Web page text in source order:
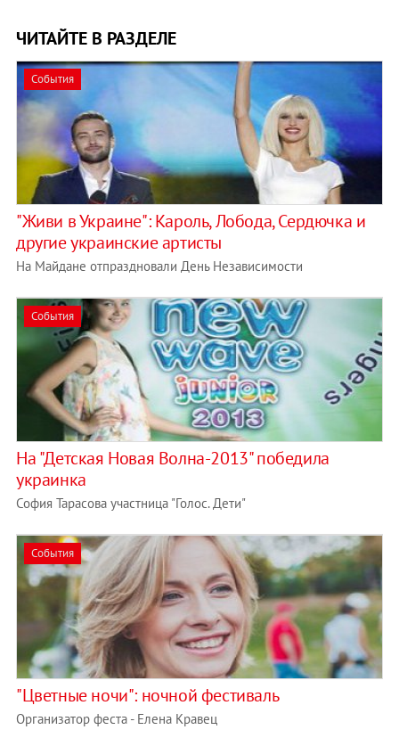
ЧИТАЙТЕ В РАЗДЕЛЕ
События
"Живи в Украине": Кароль, Лобода, Сердючка и
другие украинские артисты
На Майдане отпраздновали День Независимости
События
На "Детская Новая Волна-2013" победила
украинка
София Тарасова участница "Голос. Дети"
События
"Цветные ночи": ночной фестиваль
Организатор феста - Елена Кравец